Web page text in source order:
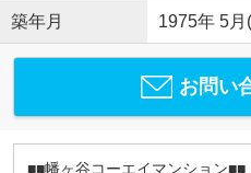
築年月 1975年 5月
お問い
■■幡ヶ谷コーエイマンション■■